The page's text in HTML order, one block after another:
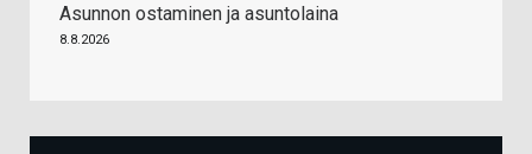
Asunnon ostaminen ja asuntolaina
8.8.2026